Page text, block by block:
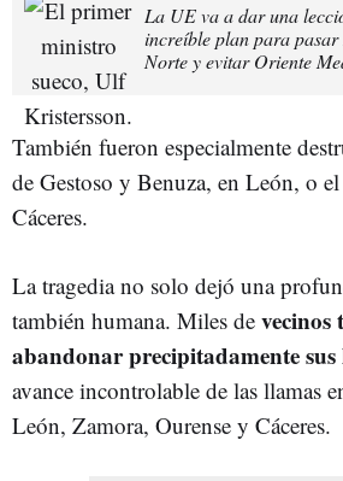
La UE va a dar una
increíble plan para
Norte y evitar Oriente
También fueron especialmente
de Gestoso y Benuza, en León, o
Cáceres.
La tragedia no solo dejó una
también humana. Miles de vecinos
abandonar precipitadamente sus
avance incontrolable de las llamas
León, Zamora, Ourense y Cáceres.